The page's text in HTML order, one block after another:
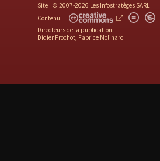
Site : © 2007-2026 Les Infostratèges SARL
Contenu :
Directeurs de la publication :
Didier Frochot, Fabrice Molinaro